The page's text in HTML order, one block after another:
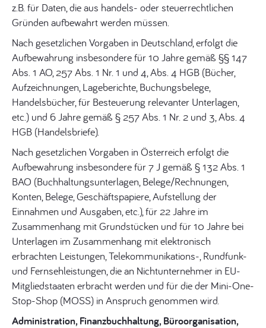
z.B. für Daten, die aus handels- oder steuerrechtlichen
Gründen aufbewahrt werden müssen.
Nach gesetzlichen Vorgaben in Deutschland, erfolgt die
Aufbewahrung insbesondere für 10 Jahre gemäß §§ 147
Abs. 1 AO, 257 Abs. 1 Nr. 1 und 4, Abs. 4 HGB (Bücher,
Aufzeichnungen, Lageberichte, Buchungsbelege,
Handelsbücher, für Besteuerung relevanter Unterlagen,
etc.) und 6 Jahre gemäß § 257 Abs. 1 Nr. 2 und 3, Abs. 4
HGB (Handelsbriefe).
Nach gesetzlichen Vorgaben in Österreich erfolgt die
Aufbewahrung insbesondere für 7 J gemäß § 132 Abs. 1
BAO (Buchhaltungsunterlagen, Belege/Rechnungen,
Konten, Belege, Geschäftspapiere, Aufstellung der
Einnahmen und Ausgaben, etc.), für 22 Jahre im
Zusammenhang mit Grundstücken und für 10 Jahre bei
Unterlagen im Zusammenhang mit elektronisch
erbrachten Leistungen, Telekommunikations-, Rundfunk-
und Fernsehleistungen, die an Nichtunternehmer in EU-
Mitgliedstaaten erbracht werden und für die der Mini-One-
Stop-Shop (MOSS) in Anspruch genommen wird.
Administration, Finanzbuchhaltung, Büroorganisation,